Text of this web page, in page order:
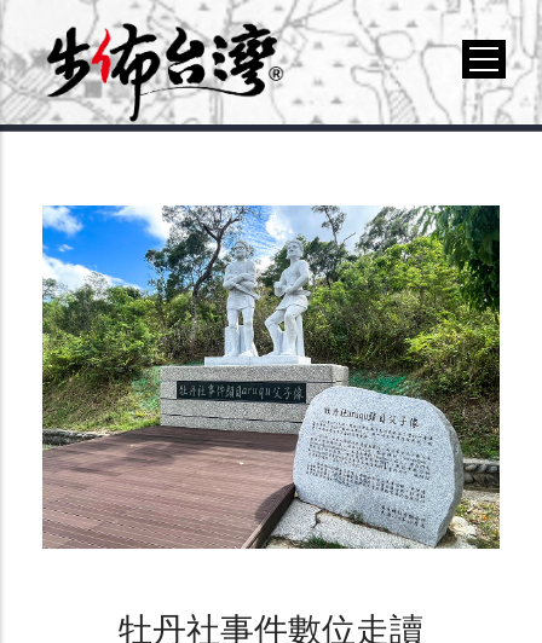
牡丹社事件數位走讀